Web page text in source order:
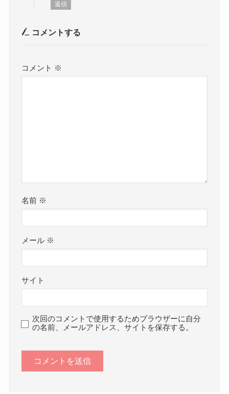
返信
コメントする
コメント ※
名前 ※
メール ※
サイト
次回のコメントで使用するためブラウザーに自分
の名前、メールアドレス、サイトを保存する。